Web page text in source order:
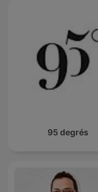
95 degrés